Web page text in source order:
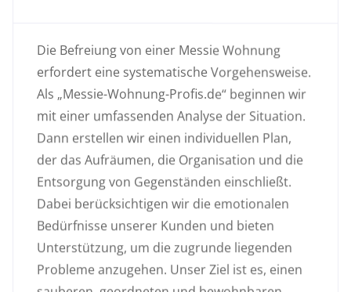
Die Befreiung von einer Messie Wohnung
erfordert eine systematische Vorgehensweise.
Als „Messie-Wohnung-Profis.de“ beginnen wir
mit einer umfassenden Analyse der Situation.
Dann erstellen wir einen individuellen Plan,
der das Aufräumen, die Organisation und die
Entsorgung von Gegenständen einschließt.
Dabei berücksichtigen wir die emotionalen
Bedürfnisse unserer Kunden und bieten
Unterstützung, um die zugrunde liegenden
Probleme anzugehen. Unser Ziel ist es, einen